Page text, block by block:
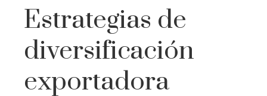
Estrategias de
diversificación
exportadora